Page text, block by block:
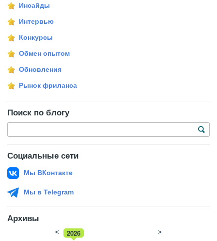
Инсайды
Интервью
Конкурсы
Обмен опытом
Обновления
Рынок фриланса
Поиск по блогу
Социальные сети
Мы ВКонтакте
Мы в Telegram
Архивы
2026
2025
< >